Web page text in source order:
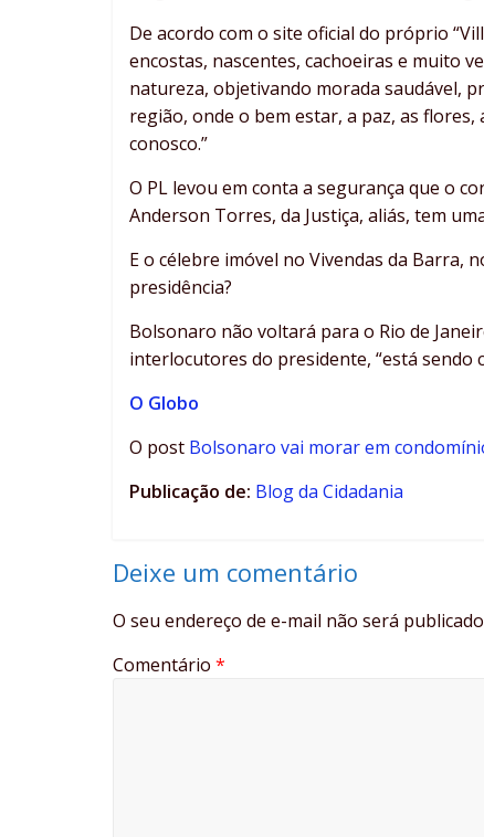
De acordo com o site oficial do próprio
encostas, nascentes, cachoeiras e muito
natureza, objetivando morada saudável,
região, onde o bem estar, a paz, as
conosco.”
O PL levou em conta a segurança que o
Anderson Torres, da Justiça, aliás, tem
E o célebre imóvel no Vivendas da Barra,
presidência?
Bolsonaro não voltará para o Rio de
interlocutores do presidente, “está sendo
O Globo
O post Bolsonaro vai morar em
Publicação de: Blog da Cidadania
Deixe um comentário
O seu endereço de e-mail não será
Comentário *